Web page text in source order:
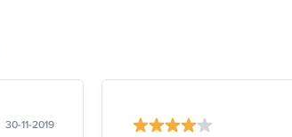
30-11-2019